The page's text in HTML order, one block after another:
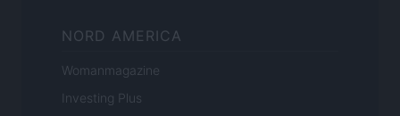
NORD AMERICA
Womanmagazine
Investing Plus